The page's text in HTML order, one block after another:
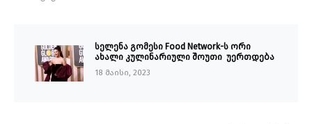
სელენა გომესი Food Network-ს ორი
ახალი კულინარიული შოუთი უერთდება
18 მაისი, 2023